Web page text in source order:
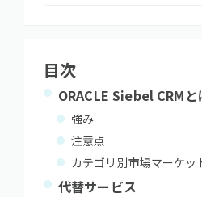
目次
ORACLE Siebel CRM
強み
注意点
カテゴリ別市場マーケッ
代替サービス